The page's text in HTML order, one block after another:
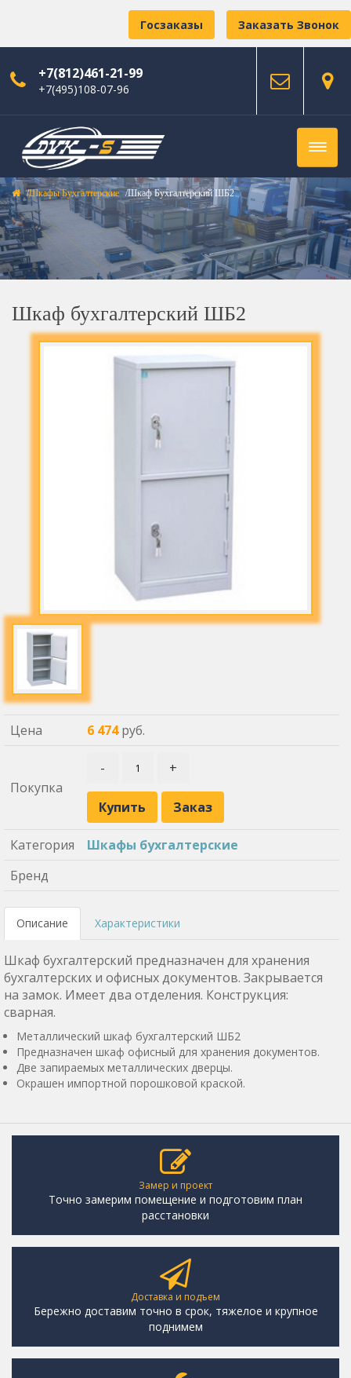
Заказать Звонок
Госзаказы
+7(812)461-21-99
+7(495)108-07-96
Шкафы Бухгалтерские Шкаф Бухгалтерский ШБ2
Шкаф бухгалтерский ШБ2
Цена 6 474руб.
Покупка
- +
Купить Заказ
Категория
Шкафы бухгалтерские
Бренд
Описание Характеристики
Шкаф бухгалтерский предназначен для хранения
бухгалтерских и офисных документов. Закрывается
на замок. Имеет два отделения. Конструкция:
сварная.
Металлический шкаф бухгалтерский ШБ2
Предназначен шкаф офисный для хранения документов.
Две запираемых металлических дверцы.
Окрашен импортной порошковой краской.
Замер и проект
Точно замерим помещение и подготовим план
расстановки
Доставка и подъем
Бережно доставим точно в срок, тяжелое и крупное
поднимем